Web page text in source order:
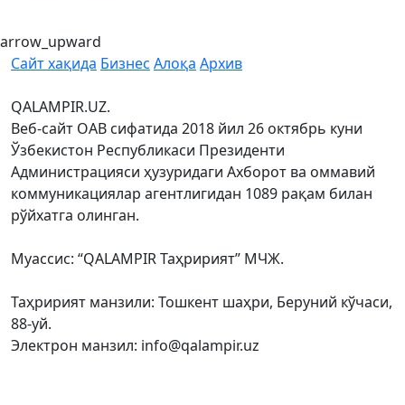
arrow_upward
Сайт хақида Бизнес Алоқа Архив
QALAMPIR.UZ.
Веб-сайт ОАВ сифатида 2018 йил 26 октябрь куни
Ўзбекистон Республикаси Президенти
Администрацияси ҳузуридаги Ахборот ва оммавий
коммуникациялар агентлигидан 1089 рақам билан
рўйхатга олинган.
Муассис: “QALAMPIR Таҳририят” МЧЖ.
Таҳририят манзили: Тошкент шаҳри, Беруний кўчаси,
88-уй.
Электрон манзил: info@qalampir.uz